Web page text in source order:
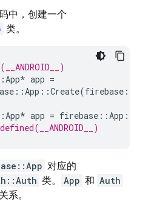
中，创建一个
类。
App* app =
::App ::Create(firebase ::
App* app = firebase ::App ::
对应的
类。 App 和 Auth
系。